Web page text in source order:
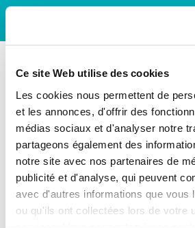
Ce site Web utilise des cookies
Les cookies nous permettent de
et les annonces, d'offrir des
médias sociaux et d'analyser notre
partageons également des
notre site avec nos partenaires de
publicité et d'analyse, qui peuvent
avec d'autres informations que vous
ou qu'ils ont collectées lors de votre